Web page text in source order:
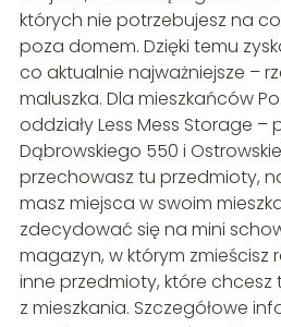
których nie potrzebujesz na
poza domem. Dzięki temu
co aktualnie najważniejsze –
maluszka. Dla mieszkańców
oddziały Less Mess Storage –
Dąbrowskiego 550 i
przechowasz tu przedmioty,
masz miejsca w swoim
zdecydować się na mini
magazyn, w którym zmieścisz
inne przedmioty, które
z mieszkania. Szczegółowe